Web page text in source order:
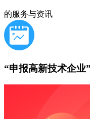
的服务与资讯
“申报高新技术企业”